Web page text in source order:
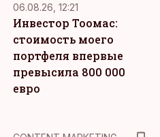
06.08.26, 12:21
Инвестор Тоомас:
стоимость моего
портфеля впервые
превысила 800 000
евро